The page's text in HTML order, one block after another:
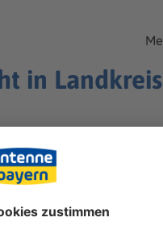
in
In mehreren